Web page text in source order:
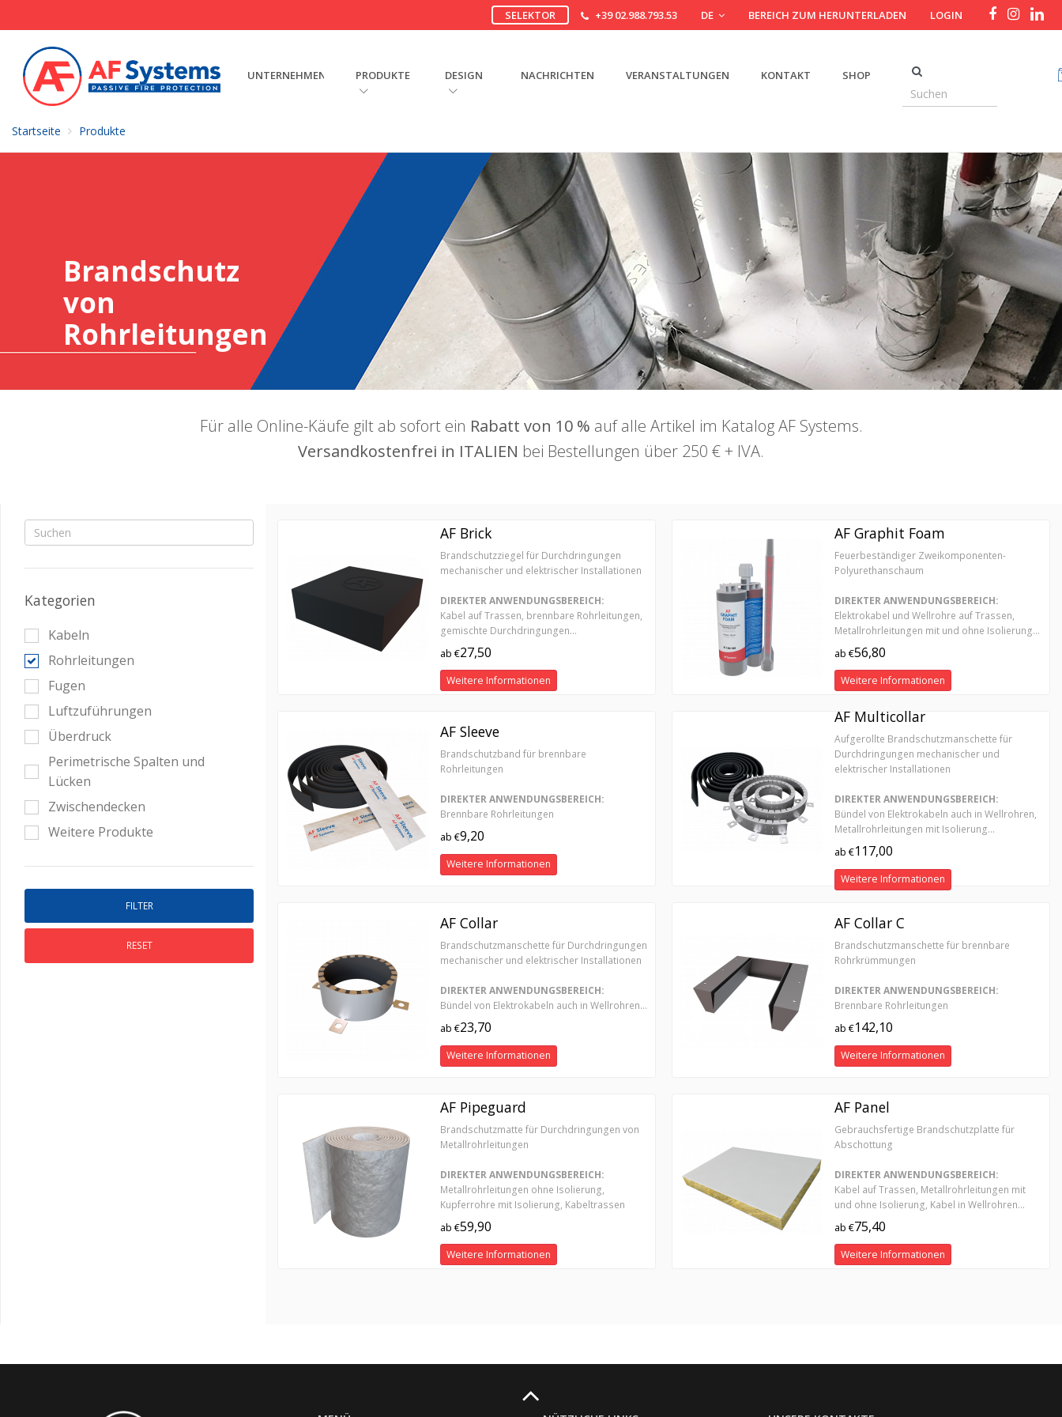
SELEKTOR +39 02.988.793.53 DE BEREICH ZUM HERUNTERLADEN LOGIN
UNTERNEHMEN PRODUKTE DESIGN NACHRICHTEN VERANSTALTUNGEN KONTAKT SHOP
Startseite Produkte
Brandschutz
von
Rohrleitungen
Für alle Online-Käufe gilt ab sofort ein Rabatt von 10 % auf alle Artikel im Katalog AF Systems.
Versandkostenfrei in ITALIEN bei Bestellungen über 250 € + IVA.
Kategorien
Kabeln
Rohrleitungen
Fugen
Luftzuführungen
Überdruck
Perimetrische Spalten und
Lücken
Zwischendecken
Weitere Produkte
RESET
AF Brick
Brandschutzziegel für Durchdringungen
mechanischer und elektrischer Installationen
DIREKTER ANWENDUNGSBEREICH:
Kabel auf Trassen, brennbare Rohrleitungen,
gemischte Durchdringungen...
ab €27,50
Weitere Informationen
AF Graphit Foam
Feuerbeständiger Zweikomponenten-
Polyurethanschaum
DIREKTER ANWENDUNGSBEREICH:
Elektrokabel und Wellrohre auf Trassen,
Metallrohrleitungen mit und ohne Isolierung...
ab €56,80
Weitere Informationen
AF Sleeve
Brandschutzband für brennbare
Rohrleitungen
DIREKTER ANWENDUNGSBEREICH:
Brennbare Rohrleitungen
ab €9,20
Weitere Informationen
AF Multicollar
Aufgerollte Brandschutzmanschette für
Durchdringungen mechanischer und
elektrischer Installationen
DIREKTER ANWENDUNGSBEREICH:
Bündel von Elektrokabeln auch in Wellrohren,
Metallrohrleitungen mit Isolierung...
ab €117,00
Weitere Informationen
AF Collar
Brandschutzmanschette für Durchdringungen
mechanischer und elektrischer Installationen
DIREKTER ANWENDUNGSBEREICH:
Bündel von Elektrokabeln auch in Wellrohren...
ab €23,70
Weitere Informationen
AF Collar C
Brandschutzmanschette für brennbare
Rohrkrümmungen
DIREKTER ANWENDUNGSBEREICH:
Brennbare Rohrleitungen
ab €142,10
Weitere Informationen
AF Pipeguard
Brandschutzmatte für Durchdringungen von
Metallrohrleitungen
DIREKTER ANWENDUNGSBEREICH:
Metallrohrleitungen ohne Isolierung,
Kupferrohre mit Isolierung, Kabeltrassen
ab €59,90
Weitere Informationen
AF Panel
Gebrauchsfertige Brandschutzplatte für
Abschottung
DIREKTER ANWENDUNGSBEREICH:
Kabel auf Trassen, Metallrohrleitungen mit
und ohne Isolierung, Kabel in Wellrohren...
ab €75,40
Weitere Informationen